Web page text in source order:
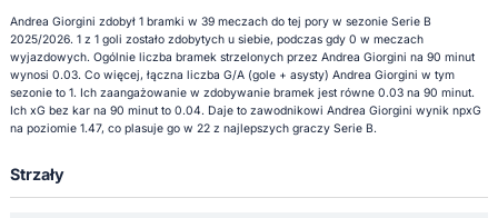
Andrea Giorgini zdobył 1 bramki w 39 meczach do tej pory w sezonie Serie B
2025/2026. 1 z 1 goli zostało zdobytych u siebie, podczas gdy 0 w meczach
wyjazdowych. Ogólnie liczba bramek strzelonych przez Andrea Giorgini na 90 minut
wynosi 0.03. Co więcej, łączna liczba G/A (gole + asysty) Andrea Giorgini w tym
sezonie to 1. Ich zaangażowanie w zdobywanie bramek jest równe 0.03 na 90 minut.
Ich xG bez kar na 90 minut to 0.04. Daje to zawodnikowi Andrea Giorgini wynik npxG
na poziomie 1.47, co plasuje go w 22 z najlepszych graczy Serie B.
Strzały